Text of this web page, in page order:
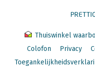
Thuiswinkel
Colofon
Privacy